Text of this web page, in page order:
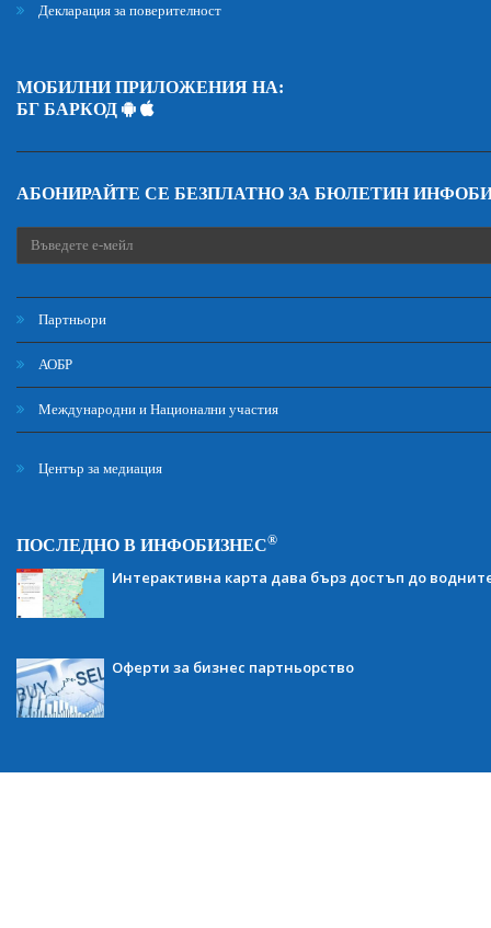
Декларация за поверителност
МОБИЛНИ ПРИЛОЖЕНИЯ НА:
БГ БАРКОД
АБОНИРАЙТЕ СЕ БЕЗПЛАТНО ЗА БЮЛЕТИН
Партньори
АОБР
Международни и Национални участия
Център за медиация
ПОСЛЕДНО В ИНФОБИЗНЕС®
Интерактивна карта дава бърз достъп до
Оферти за бизнес партньорство